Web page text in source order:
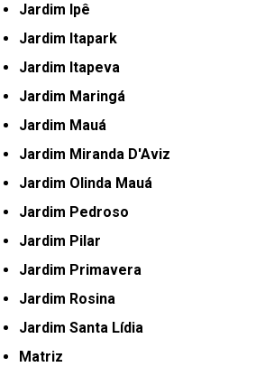
Jardim Ipê
Jardim Itapark
Jardim Itapeva
Jardim Maringá
Jardim Mauá
Jardim Miranda D'Aviz
Jardim Olinda Mauá
Jardim Pedroso
Jardim Pilar
Jardim Primavera
Jardim Rosina
Jardim Santa Lídia
Matriz